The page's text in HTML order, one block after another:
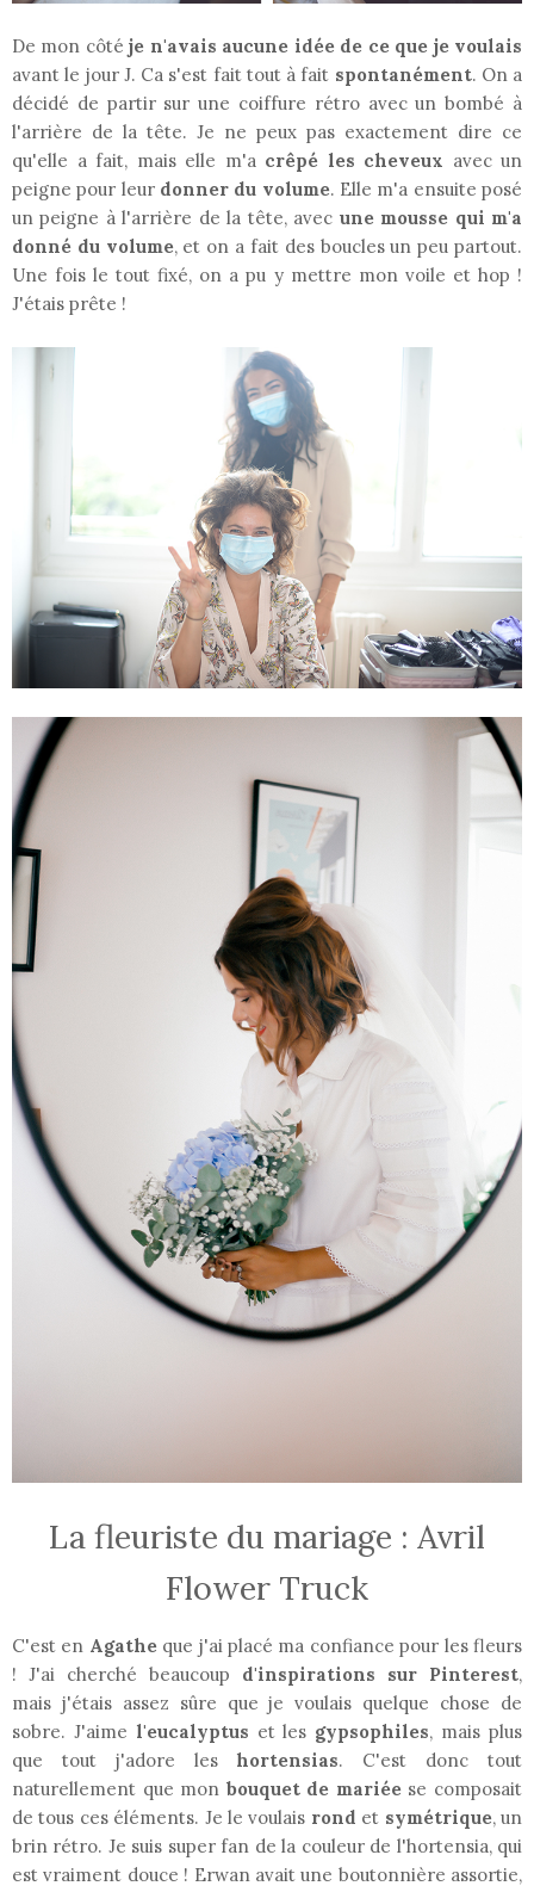
De mon côtéje n'avais aucune idée de ce que je voulais
avant le jour J. Ca s'est fait tout à fait spontanément. On a
décidé de partir sur une coiffure rétro avec un bombé à
l'arrière de la tête. Je ne peux pas exactement dire ce
qu'elle a fait, mais elle m'a crêpé les cheveux avec un
peigne pour leur donner du volume. Elle m'a ensuite posé
un peigne à l'arrière de la tête, avec une mousse qui m'a
donné du volume, et on a fait des boucles un peu partout.
Une fois le tout fixé, on a pu y mettre mon voile et hop !
J'étais prête !
La fleuriste du mariage : Avril
Flower Truck
C'est en Agatheque j'ai placé ma confiance pour les fleurs
! J'ai cherché beaucoup d'inspirations sur Pinterest,
mais j'étais assez sûre que je voulais quelque chose de
sobre. J'aime l'eucalyptus et les gypsophiles, mais plus
que tout j'adore les hortensias. C'est donc tout
naturellement que mon bouquet de mariéese composait
de tous ces éléments. Je le voulais rond et symétrique, un
brin rétro. Je suis super fan de la couleur de l'hortensia, qui
est vraiment douce ! Erwan avait une boutonnière assortie,